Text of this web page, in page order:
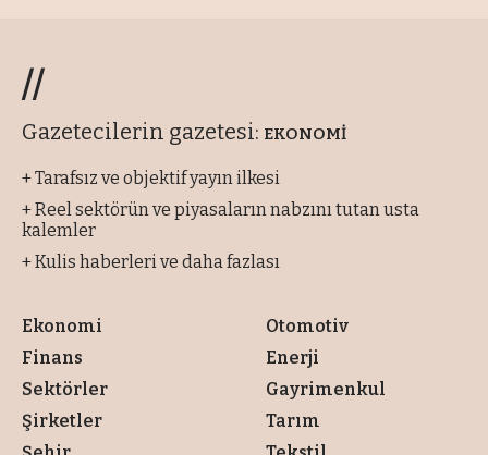
//
Gazetecilerin gazetesi: EKONOMİ
+ Tarafsız ve objektif yayın ilkesi
+ Reel sektörün ve piyasaların nabzını tutan usta
kalemler
+ Kulis haberleri ve daha fazlası
Ekonomi
Finans
Sektörler
Şirketler
Otomotiv
Enerji
Gayrimenkul
Tarım